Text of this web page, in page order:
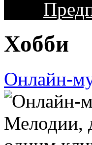
Хобби
Онлайн-